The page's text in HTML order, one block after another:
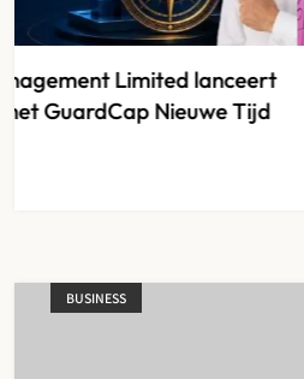
Best of België: waarom
steeds vaker de slimste
BUSINESS